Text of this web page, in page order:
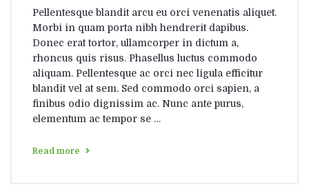
Pellentesque blandit arcu eu orci venenatis aliquet.
Morbi in quam porta nibh hendrerit dapibus.
Donec erat tortor, ullamcorper in dictum a,
rhoncus quis risus. Phasellus luctus commodo
aliquam. Pellentesque ac orci nec ligula efficitur
blandit vel at sem. Sed commodo orci sapien, a
finibus odio dignissim ac. Nunc ante purus,
elementum ac tempor se …
Read more